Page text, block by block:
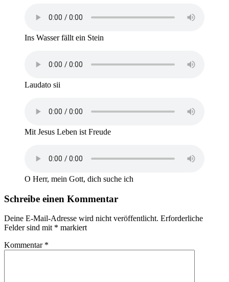
Ins Wasser fällt ein Stein
Laudato sii
Mit Jesus Leben ist Freude
O Herr, mein Gott, dich suche ich
Schreibe einen Kommentar
Deine E-Mail-Adresse wird nicht veröffentlicht. Erforderliche
Felder sind mit * markiert
Kommentar *